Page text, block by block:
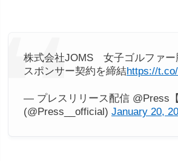
株式会社JOMS 女子ゴルファー
スポンサー契約を締結https://
— プレスリリース配信 @Press【
(@Press__official) January 20,